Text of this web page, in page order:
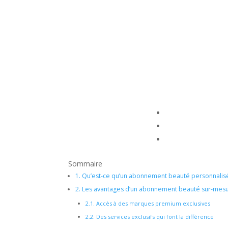
Sommaire
1. Qu’est-ce qu’un abonnement beauté
2. Les avantages d’un abonnement beauté sur-
2.1. Accès à des marques premium exclusives
2.2. Des services exclusifs qui font la différence